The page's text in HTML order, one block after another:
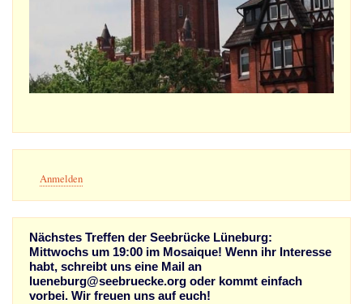
Anmelden
Nächstes Treffen der Seebrücke Lüneburg:
Mittwochs um 19:00 im Mosaique! Wenn ihr Interesse
habt, schreibt uns eine Mail an
lueneburg@seebruecke.org oder kommt einfach
vorbei. Wir freuen uns auf euch!